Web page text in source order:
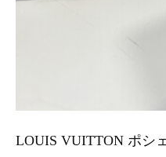
LOUIS VUITTON ポシ